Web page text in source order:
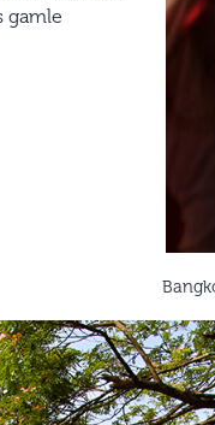
gamle